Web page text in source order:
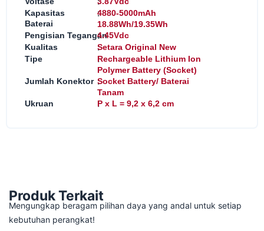
Kapasitas
Baterai
:4880-5000mAh
18.88Wh/19.35Wh
Pengisian Tegangan
:4.45Vdc
Kualitas
:Setara Original New
Tipe
:Rechargeable Lithium Ion
Polymer Battery (Socket)
Jumlah Konektor :Socket Battery/ Baterai
Tanam
Ukruan
:P x L = 9,2 x 6,2 cm
Produk Terkait
Mengungkap beragam pilihan daya yang andal untuk setiap
kebutuhan perangkat!